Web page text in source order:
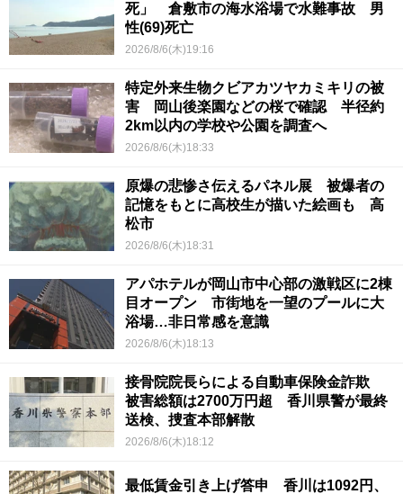
死」 倉敷市の海水浴場で水難事故 男
性(69)死亡
2026/8/6(木)19:16
特定外来生物クビアカツヤカミキリの被
害 岡山後楽園などの桜で確認 半径約
2km以内の学校や公園を調査へ
2026/8/6(木)18:33
原爆の悲惨さ伝えるパネル展 被爆者の
記憶をもとに高校生が描いた絵画も 高
松市
2026/8/6(木)18:31
アパホテルが岡山市中心部の激戦区に2棟
目オープン 市街地を一望のプールに大
浴場…非日常感を意識
2026/8/6(木)18:13
接骨院院長らによる自動車保険金詐欺
被害総額は2700万円超 香川県警が最終
送検、捜査本部解散
2026/8/6(木)18:12
最低賃金引き上げ答申 香川は1092円、